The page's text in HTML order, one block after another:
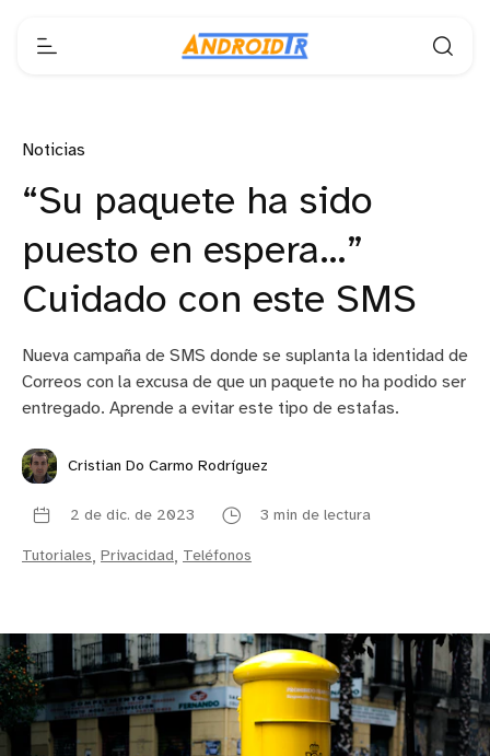
Noticias
“Su paquete ha sido
puesto en espera…”
Cuidado con este SMS
Nueva campaña de SMS donde se suplanta la identidad de
Correos con la excusa de que un paquete no ha podido ser
entregado. Aprende a evitar este tipo de estafas.
Cristian Do Carmo Rodríguez
2 de dic. de 2023 3 min de lectura
Tutoriales, Privacidad, Teléfonos